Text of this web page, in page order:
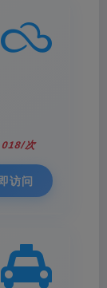
次
访问